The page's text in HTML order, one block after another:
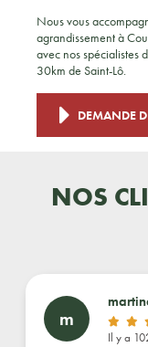
Nous vous
agrandissement à
avec nos spécialistes
30km de Saint-Lô.
DEMANDE
NOS
m
Il y a